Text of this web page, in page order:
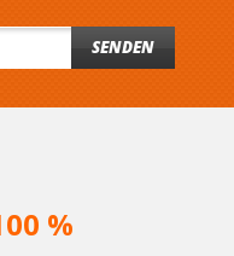
SENDEN
%